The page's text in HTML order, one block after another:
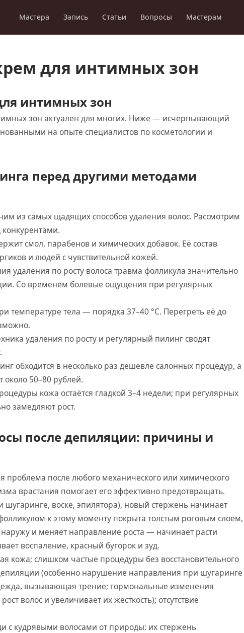
Мастера Запись Статьи Вопросы Мастерам
для интимных зон
интимных зон
зон актуален для многих. Ниже — исчерпывающий
на опыте специалистов по косметологии и
перед другими методами
из самых щадящих способов удаления волос. Рассмотрим
смол, парабенов и химических добавок. Её состав
и людей с чувствительной кожей.
удаления по росту волоса травма фолликула значительно
Со временем болевые ощущения при регулярных
температуре тела — порядка 37–40 °C. Перегреть её до
удаления по росту и регулярный пилинг сводят
обходится в несколько раз дешевле салонных процедур, а
около 50–80 рублей.
кожа остаётся гладкой 3–4 недели; при регулярных
замедляют рост.
после депиляции: причины и
после любого механического или химического
врастания помогает его эффективно предотвращать.
шугаринге, воске, эпилятора), новый стержень начинает
к этому моменту покрыта толстым роговым слоем,
и меняет направление роста — начинает расти
воспаление, красный бугорок и зуд.
кожа; слишком частые процедуры без восстановительного
(особенно нарушение направления при шугаринге
вызывающая трение; гормональные изменения
волос и увеличивает их жёсткость); отсутствие
с кудрявыми волосами от природы: их стержень